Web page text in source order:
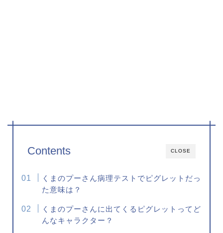
CLOSE
Contents
くまのプーさん病理テストでピグレットだっ
た意味は？
くまのプーさんに出てくるピグレットってど
んなキャラクター？